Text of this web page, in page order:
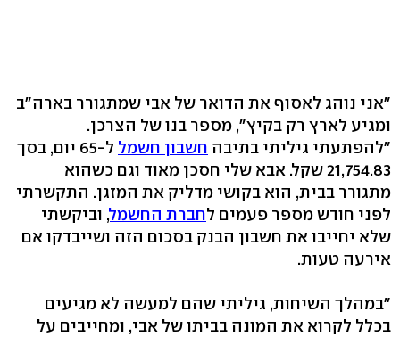
"אני נוהג לאסוף את הדואר של אבי שמתגורר בארה"ב
ומגיע לארץ רק בקיץ", מספר בנו של הצרכן.
"להפתעתי גיליתי בתיבה חשבון חשמל
ל-65 יום, בסך
21,754.83 שקל. אבא שלי חסכן מאוד וגם כשהוא
מתגורר בבית, הוא בקושי מדליק את המזגן. התקשרתי
לפני חודש מספר פעמים לחברת החשמל, וביקשתי
שלא יחייבו את חשבון הבנק בסכום הזה ושייבדקו אם
אירעה טעות.
"במהלך השיחות, גיליתי שהם למעשה לא מגיעים
בכלל לקרוא את המונה בביתו של אבי, ומחייבים על